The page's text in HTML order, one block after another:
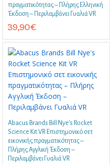
πραγματικότητας – Πλήρης Ελληνική
Έκδοση – Περιλαμβάνει Γυαλιά VR
39,90€
Abacus Brands Bill Nye’s Rocket
Science Kit VR Επιστημονικό σετ
εικονικής πραγματικότητας –
Πλήρης Αγγλική Έκδοση –
Περιλαμβάνει Γυαλιά VR